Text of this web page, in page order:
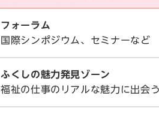
フォーラム
国際シンポジウム、セミナーなど
ふくしの魅力発見ゾーン
福祉の仕事のリアルな魅力に出会う